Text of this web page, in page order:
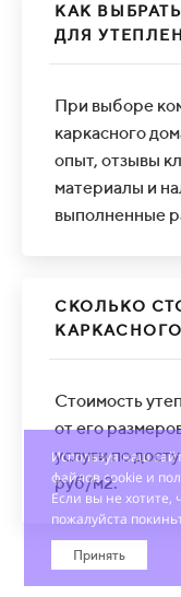
КАК
ДЛЯ
При выборе
каркасного
опыт, отзывы
материалы и
выполненные
СКОЛЬКО
Стоимость
от его
услуги по
руб/м2.
Используя наш
файлов cookie и
Если вы не
пожалуйста
Принять